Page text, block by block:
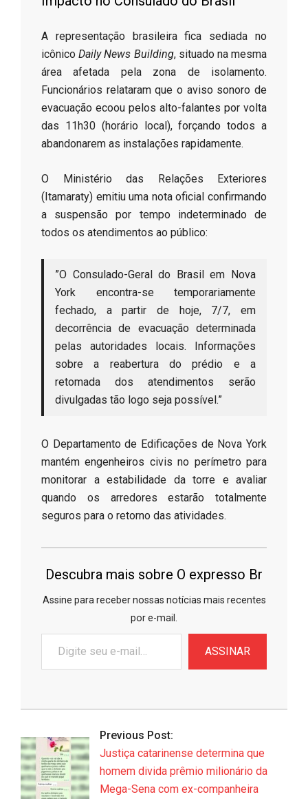
​A representação brasileira fica sediada no
icônicoDaily News Building, situado na mesma
área afetada pela zona de isolamento.
Funcionários relataram que o aviso sonoro de
evacuação ecoou pelos alto-falantes por volta
das 11h30 (horário local), forçando todos a
abandonarem as instalações rapidamente.
​O Ministério das Relações Exteriores
(Itamaraty) emitiu uma nota oficial confirmando
a suspensão por tempo indeterminado de
todos os atendimentos ao público:
​”O Consulado-Geral do Brasil em Nova
York encontra-se temporariamente
fechado, a partir de hoje, 7/7, em
decorrência de evacuação determinada
pelas autoridades locais. Informações
sobre a reabertura do prédio e a
retomada dos atendimentos serão
divulgadas tão logo seja possível.”
​O Departamento de Edificações de Nova York
mantém engenheiros civis no perímetro para
monitorar a estabilidade da torre e avaliar
quando os arredores estarão totalmente
seguros para o retorno das atividades.
Descubra mais sobre O expresso Br
Assine para receber nossas notícias mais recentes
por e-mail.
seu
e-
ASSINAR
2026-
07
Previous Post:
Justiça catarinense determina que
homem divida prêmio milionário da
Mega-Sena com ex-companheira